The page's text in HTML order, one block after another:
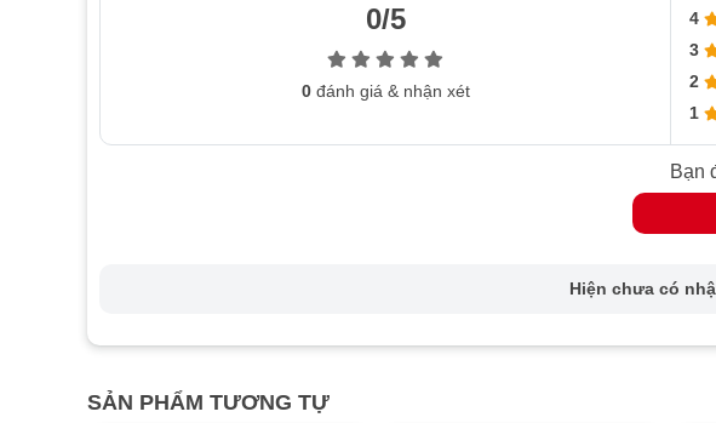
0/5
0đánh giá & nhận xét
4
3
2
1
Bạn
Hiện chưa có
SẢN PHẨM TƯƠNG TỰ